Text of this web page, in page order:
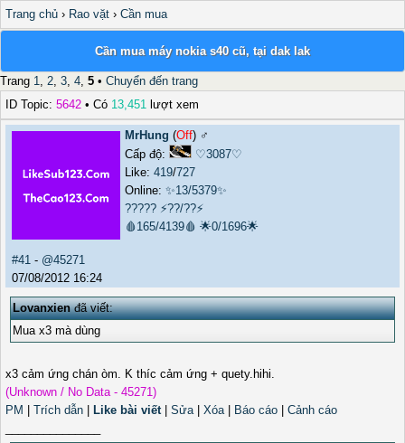
Trang chủ › Rao vặt › Cần mua
Cần mua máy nokia s40 cũ, tại dak lak
Trang 1, 2, 3, 4, 5 • Chuyển đến trang
ID Topic: 5642 • Có 13,451 lượt xem
MrHung (Off) ♂️
Cấp độ:
♡3087♡
Like: 419/727
Online: ✨13/5379✨
????? ⚡??/??⚡
🩸165/4139🩸 🌟0/1696🌟
#41 - @45271
07/08/2012 16:24
Lovanxienđã viết:
Mua x3 mà dùng
x3 cảm ứng chán òm. K thíc cảm ứng + quety.hihi.
(Unknown / No Data - 45271)
PM
Trích dẫn Like bài viết| Sửa| Xóa| Báo cáo
Cảnh cáo